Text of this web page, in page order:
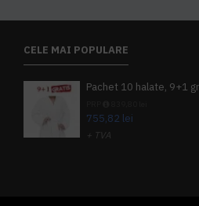
CELE MAI POPULARE
755,82 lei
+ TVA